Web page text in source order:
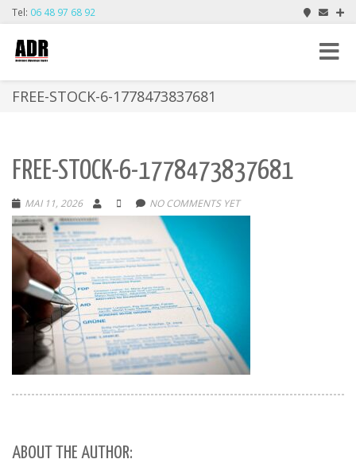
Tel: 06 48 97 68 92
Toggle
FREE-STOCK-6-1778473837681
FREE-STOCK-6-1778473837681
MAI 11, 2026 NO COMMENTS YET
ABOUT THE AUTHOR: